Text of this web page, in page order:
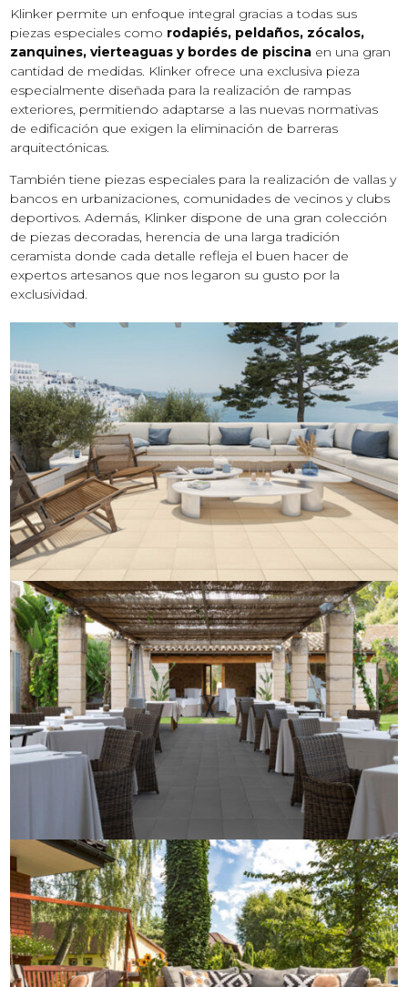
Klinker permite un enfoque integral gracias a todas sus
piezas especiales como rodapiés, peldaños, zócalos,
zanquines, vierteaguas y bordes de piscina en una gran
cantidad de medidas. Klinker ofrece una exclusiva pieza
especialmente diseñada para la realización de rampas
exteriores, permitiendo adaptarse a las nuevas normativas
de edificación que exigen la eliminación de barreras
arquitectónicas.
También tiene piezas especiales para la realización de vallas y
bancos en urbanizaciones, comunidades de vecinos y clubs
deportivos. Además, Klinker dispone de una gran colección
de piezas decoradas, herencia de una larga tradición
ceramista donde cada detalle refleja el buen hacer de
expertos artesanos que nos legaron su gusto por la
exclusividad.